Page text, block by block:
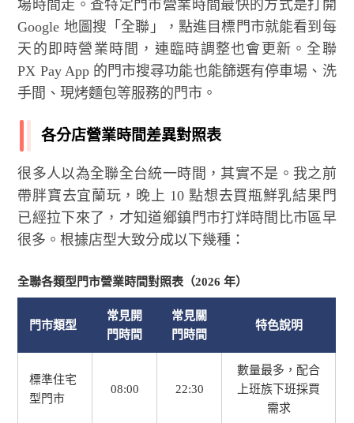
場時間走。查特定門市營業時間最快的方式是打開
Google 地圖搜「全聯」，點進目標門市就能看到每
天的即時營業時間，連臨時調整也會更新。全聯
PX Pay App 的門市搜尋功能也能篩選有停車場、洗
手間、現烤麵包等服務的門市。
各分店營業時間差異對照表
很多人以為全聯全台統一時間，其實不是。我之前
帶胖寶去宜蘭玩，晚上 10 點想去買瓶鮮乳結果門
已經拉下來了，才知道鄉鎮門市打烊時間比市區早
很多。根據店型大致分成以下幾種：
全聯各類型門市營業時間對照表（2026 年）
門市類型
常見開
門時間
常見關
門時間
特色說明
標準住宅
型門市
08:00 22:30
數量最多，配合
上班族下班採買
需求